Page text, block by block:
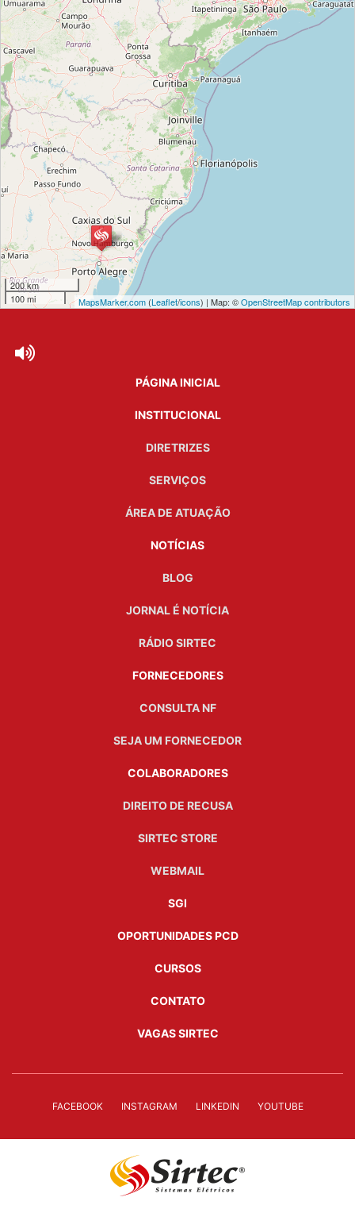
200 km
100 mi
MapsMarker.com (Leaflet/icons) | Map: ©OpenStreetMap contributors
PÁGINA INICIAL
INSTITUCIONAL
DIRETRIZES
SERVIÇOS
ÁREA DE ATUAÇÃO
NOTÍCIAS
BLOG
JORNAL É NOTÍCIA
RÁDIO SIRTEC
FORNECEDORES
CONSULTA NF
SEJA UM FORNECEDOR
COLABORADORES
DIREITO DE RECUSA
SIRTEC STORE
WEBMAIL
SGI
OPORTUNIDADES PCD
CURSOS
CONTATO
VAGAS SIRTEC
FACEBOOK INSTAGRAM LINKEDIN YOUTUBE